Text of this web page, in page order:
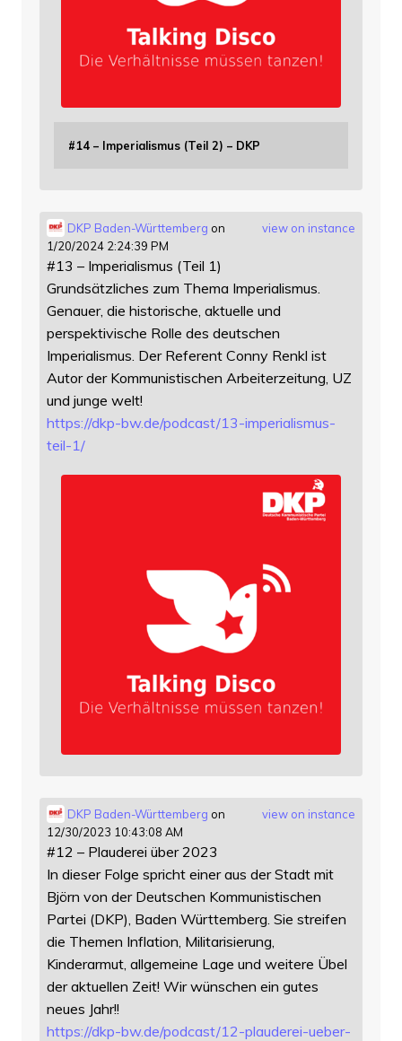
#14 – Imperialismus (Teil 2) – DKP
view on instance
DKP Baden-Württemberg on
1/20/2024 2:24:39 PM
#13 – Imperialismus (Teil 1)
Grundsätzliches zum Thema Imperialismus.
Genauer, die historische, aktuelle und
perspektivische Rolle des deutschen
Imperialismus. Der Referent Conny Renkl ist
Autor der Kommunistischen Arbeiterzeitung, UZ
und junge welt!
https://dkp-bw.de/podcast/13-imperialismus-
teil-1/
view on instance
DKP Baden-Württemberg on
12/30/2023 10:43:08 AM
#12 – Plauderei über 2023
In dieser Folge spricht einer aus der Stadt mit
Björn von der Deutschen Kommunistischen
Partei (DKP), Baden Württemberg. Sie streifen
die Themen Inflation, Militarisierung,
Kinderarmut, allgemeine Lage und weitere Übel
der aktuellen Zeit! Wir wünschen ein gutes
neues Jahr!!
https://dkp-bw.de/podcast/12-plauderei-ueber-